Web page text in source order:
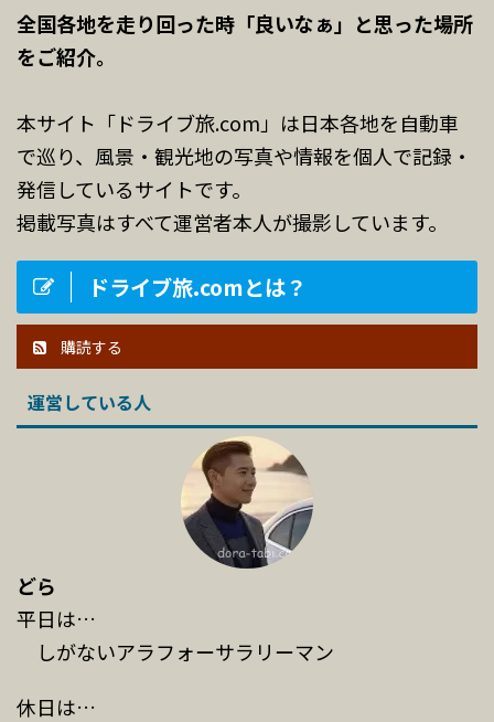
全国各地を走り回った時「良いなぁ」と思った場所
をご紹介。
本サイト「ドライブ旅.com」は日本各地を自動車
で巡り、風景・観光地の写真や情報を個人で記録・
発信しているサイトです。
掲載写真はすべて運営者本人が撮影しています。
ドライブ旅.comとは？
購読する
運営している人
どら
平日は…
しがないアラフォーサラリーマン
休日は…